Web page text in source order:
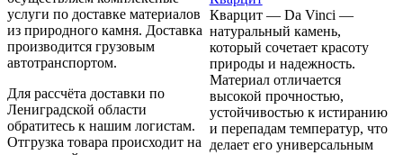
Vinci
Кварцит — Da Vinci —
натуральный камень,
который сочетает красоту
природы и надежность.
Материал отличается
высокой прочностью,
устойчивостью к истиранию
и перепадам температур, что
делает его универсальным
услуги по доставке материалов
из природного камня. Доставка
производится грузовым
автотранспортом.
Для рассчёта доставки по
Лениградской области
обратитесь к нашим логистам.
Отгрузка товара происходит на